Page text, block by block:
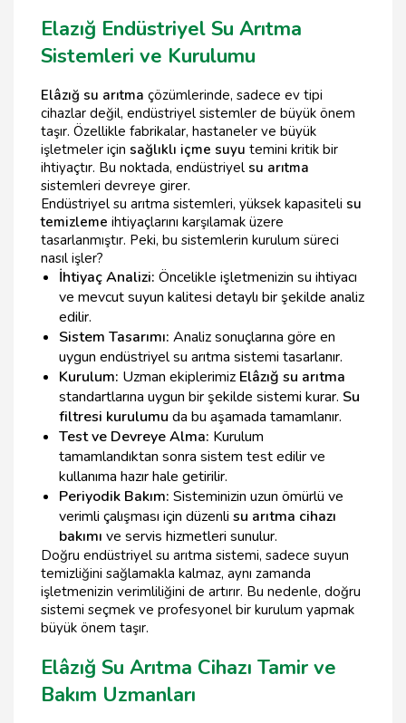
Elazığ Endüstriyel Su Arıtma
Sistemleri ve Kurulumu
Elâzığ su arıtma çözümlerinde, sadece ev tipi
cihazlar değil, endüstriyel sistemler de büyük önem
taşır. Özellikle fabrikalar, hastaneler ve büyük
işletmeler için sağlıklı içme suyu temini kritik bir
ihtiyaçtır. Bu noktada, endüstriyel su arıtma
sistemleri devreye girer.
Endüstriyel su arıtma sistemleri, yüksek kapasiteli su
temizleme ihtiyaçlarını karşılamak üzere
tasarlanmıştır. Peki, bu sistemlerin kurulum süreci
nasıl işler?
İhtiyaç Analizi: Öncelikle işletmenizin su ihtiyacı
ve mevcut suyun kalitesi detaylı bir şekilde analiz
edilir.
Sistem Tasarımı: Analiz sonuçlarına göre en
uygun endüstriyel su arıtma sistemi tasarlanır.
Kurulum: Uzman ekiplerimiz Elâzığ su arıtma
standartlarına uygun bir şekilde sistemi kurar. Su
filtresi kurulumu da bu aşamada tamamlanır.
Test ve Devreye Alma: Kurulum
tamamlandıktan sonra sistem test edilir ve
kullanıma hazır hale getirilir.
Periyodik Bakım: Sisteminizin uzun ömürlü ve
verimli çalışması için düzenli su arıtma cihazı
bakımı ve servis hizmetleri sunulur.
Doğru endüstriyel su arıtma sistemi, sadece suyun
temizliğini sağlamakla kalmaz, aynı zamanda
işletmenizin verimliliğini de artırır. Bu nedenle, doğru
sistemi seçmek ve profesyonel bir kurulum yapmak
büyük önem taşır.
Elâzığ Su Arıtma Cihazı Tamir ve
Bakım Uzmanları